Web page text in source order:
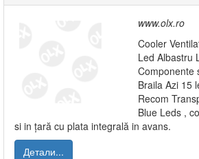
www.olx.ro
Cooler
Led Albastru
Componente
Braila Azi 15
Recom
Blue Leds ,
si in țară cu plata integrală in avans.
Детали...